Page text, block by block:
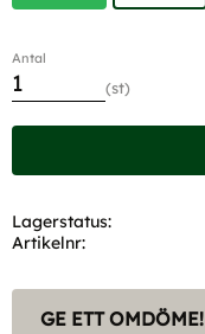
Antal
st
Lagerstatus
Artikelnr
GE ETT OMDÖME!